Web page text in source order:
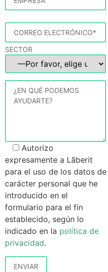
SECTOR
Autorizo
expresamente a Lãberit
para el uso de los datos de
carácter personal que he
introducido en el
formulario para el fin
establecido, según lo
indicado en la política de
privacidad.